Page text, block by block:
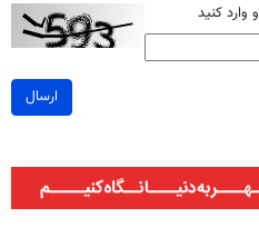
کنید
ارسال